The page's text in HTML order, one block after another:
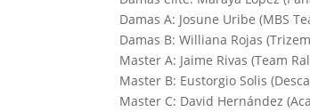
Damas A: Josune Uribe (MBS
Damas B: Williana Rojas
Master A: Jaime Rivas (Team
Master B: Eustorgio Solis
Master C: David Hernández